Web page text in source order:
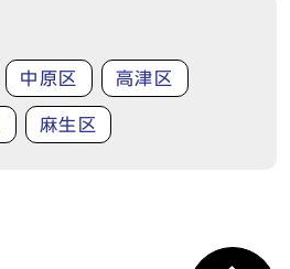
中原区 高津区
麻生区